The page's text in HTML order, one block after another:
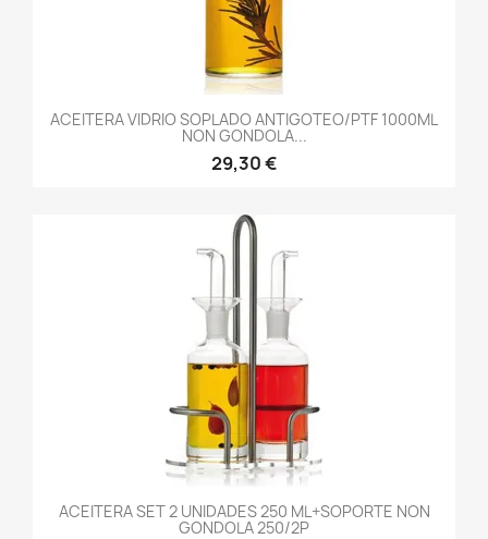
ACEITERA VIDRIO SOPLADO ANTIGOTEO/PTF 1000ML
NON GONDOLA...
29,30 €
ACEITERA SET 2 UNIDADES 250 ML+SOPORTE NON
GONDOLA 250/2P